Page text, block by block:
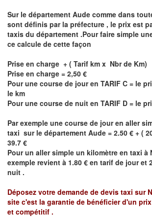
Sur le département Aude comme dans
sont définis par la préfecture , le prix est
taxis du département .Pour faire simple
ce calcule de cette façon
Prise en charge + ( Tarif km x Nbr de Km)
Prise en charge = 2,50 €
Pour une course de jour en TARIF C = le
le km
Pour une course de nuit en TARIF D = le
Par exemple une course de jour en aller
taxi sur le département Aude = 2.50 € + (
39.7 €
Pour un aller simple un kilomètre en taxi à
exemple revient à 1.80 € en tarif de jour et
nuit .
Déposez votre demande de devis taxi sur
site c'est la garantie de bénéficier d'un
et compétitif .